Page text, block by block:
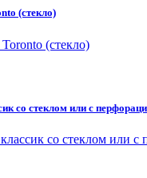
(стекло)
со стеклом или с